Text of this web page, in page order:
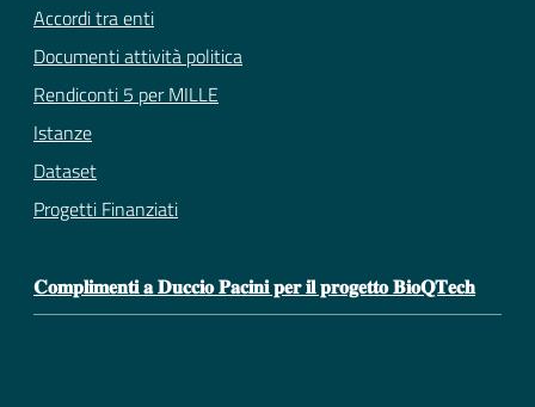
Accordi tra enti
Documenti attività politica
Rendiconti 5 per MILLE
Istanze
Dataset
Progetti Finanziati
𝐂𝐨𝐦𝐩𝐥𝐢𝐦𝐞𝐧𝐭𝐢 𝐚 𝐃𝐮𝐜𝐜𝐢𝐨 𝐏𝐚𝐜𝐢𝐧𝐢 𝐩𝐞𝐫 𝐢𝐥 𝐩𝐫𝐨𝐠𝐞𝐭𝐭𝐨 𝐁𝐢𝐨𝐐𝐓𝐞𝐜𝐡